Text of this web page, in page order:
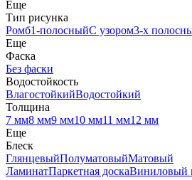
Еще
Тип рисунка
Ромб1-полосныйС узором3-х
Еще
Фаска
Без фаски
Водостойкость
ВлагостойкийВодостойкий
Толщина
7 мм8 мм9 мм10 мм11 мм12 мм
Еще
Блеск
ГлянцевыйПолуматовыйМатовый
ЛаминатПаркетная доскаВиниловый